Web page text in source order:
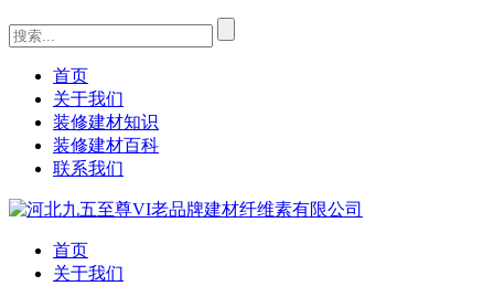
首页
关于我们
装修建材知识
装修建材百科
联系我们
首页
关于我们